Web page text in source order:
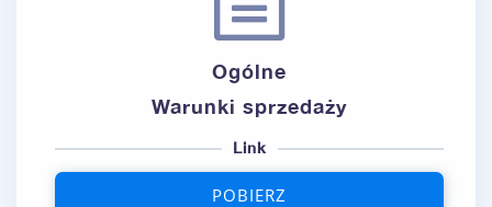
Ogólne
Warunki sprzedaży
Link
POBIERZ